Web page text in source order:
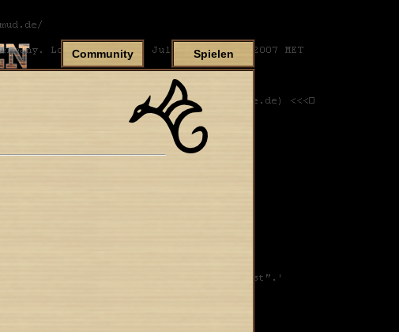
Community Spielen